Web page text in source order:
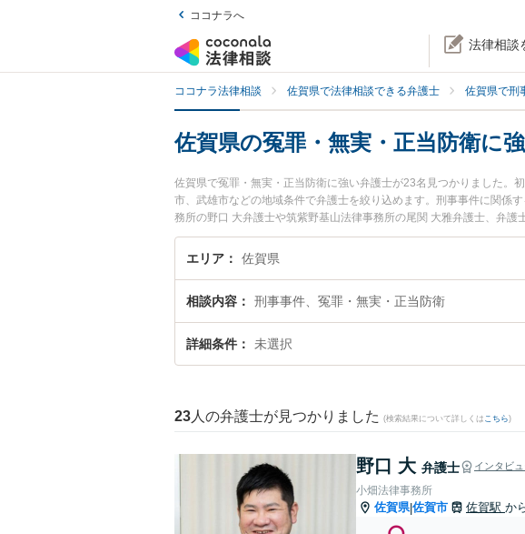
ココナラへ
法律相談
ココナラ法律相談 佐賀県で法律相談できる弁護士 佐賀県で刑
佐賀県の冤罪・無実・正当防衛に
佐賀県で冤罪・無実・正当防衛に強い弁護士が23名見つかりました。
市、武雄市などの地域条件で弁護士を絞り込めます。刑事事件に関係
務所の野口 大弁護士や筑紫野基山法律事務所の尾関 大雅弁護士、弁
います。『佐賀県で土日や夜間に発生した冤罪・無実・正当防衛のト
検索したい』『初回相談無料で冤罪・無実・正当防衛を法律相談でき
エリア 佐賀県
相談内容 刑事事件、冤罪・無実・正当防衛
詳細条件 未選択
23 人の弁護士が見つかりました (検索結果について詳しくは こちら)
野口 大 弁護士 インタビ
小畑法律事務所
佐賀県|佐賀市 佐賀駅 か